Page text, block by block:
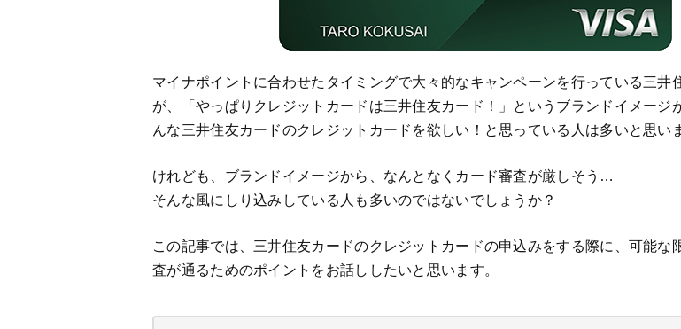
マイナポイントに合わせたタイミングで大々的なキャンペーンを行っている三井
が、「やっぱりクレジットカードは三井住友カード！」というブランドイメージ
んな三井住友カードのクレジットカードを欲しい！と思っている人は多いと思い
けれども、ブランドイメージから、なんとなくカード審査が厳しそう…
そんな風にしり込みしている人も多いのではないでしょうか？
この記事では、三井住友カードのクレジットカードの申込みをする際に、可能な
査が通るためのポイントをお話ししたいと思います。